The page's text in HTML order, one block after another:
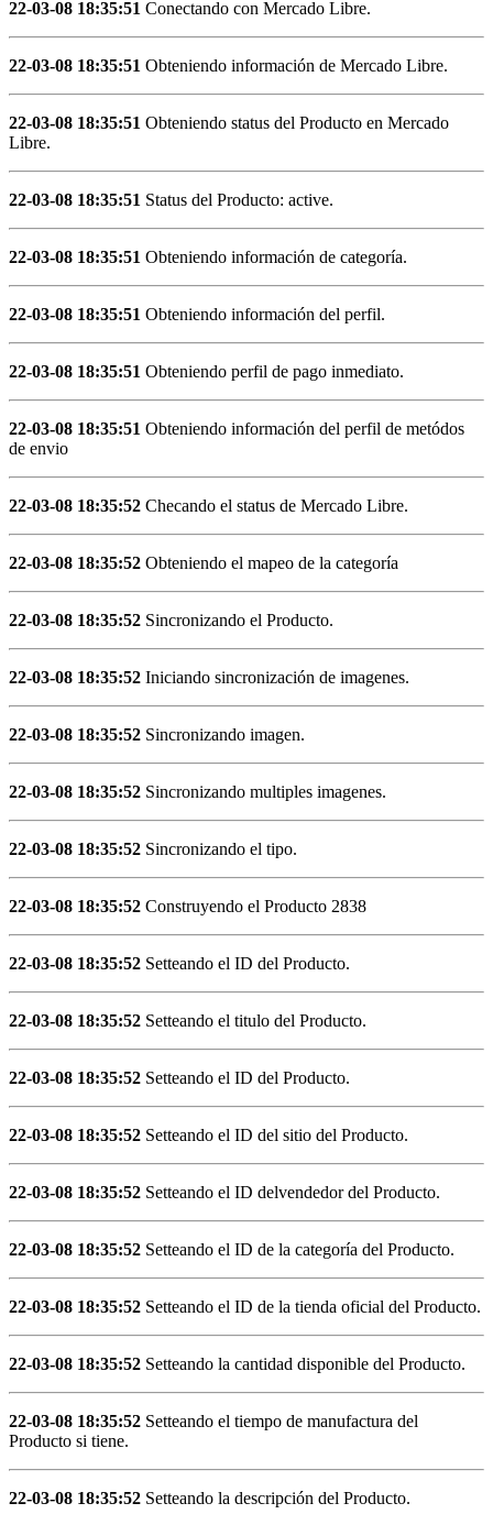
22-03-08 18:35:51 Conectando con Mercado Libre.
22-03-08 18:35:51 Obteniendo información de Mercado Libre.
22-03-08 18:35:51 Obteniendo status del Producto en Mercado
Libre.
22-03-08 18:35:51 Status del Producto: active.
22-03-08 18:35:51 Obteniendo información de categoría.
22-03-08 18:35:51 Obteniendo información del perfil.
22-03-08 18:35:51 Obteniendo perfil de pago inmediato.
22-03-08 18:35:51 Obteniendo información del perfil de metódos
de envio
22-03-08 18:35:52 Checando el status de Mercado Libre.
22-03-08 18:35:52 Obteniendo el mapeo de la categoría
22-03-08 18:35:52 Sincronizando el Producto.
22-03-08 18:35:52 Iniciando sincronización de imagenes.
22-03-08 18:35:52 Sincronizando imagen.
22-03-08 18:35:52 Sincronizando multiples imagenes.
22-03-08 18:35:52 Sincronizando el tipo.
22-03-08 18:35:52 Construyendo el Producto 2838
22-03-08 18:35:52 Setteando el ID del Producto.
22-03-08 18:35:52 Setteando el titulo del Producto.
22-03-08 18:35:52 Setteando el ID del Producto.
22-03-08 18:35:52 Setteando el ID del sitio del Producto.
22-03-08 18:35:52 Setteando el ID delvendedor del Producto.
22-03-08 18:35:52 Setteando el ID de la categoría del Producto.
22-03-08 18:35:52 Setteando el ID de la tienda oficial del Producto.
22-03-08 18:35:52 Setteando la cantidad disponible del Producto.
22-03-08 18:35:52 Setteando el tiempo de manufactura del
Producto si tiene.
22-03-08 18:35:52 Setteando la descripción del Producto.